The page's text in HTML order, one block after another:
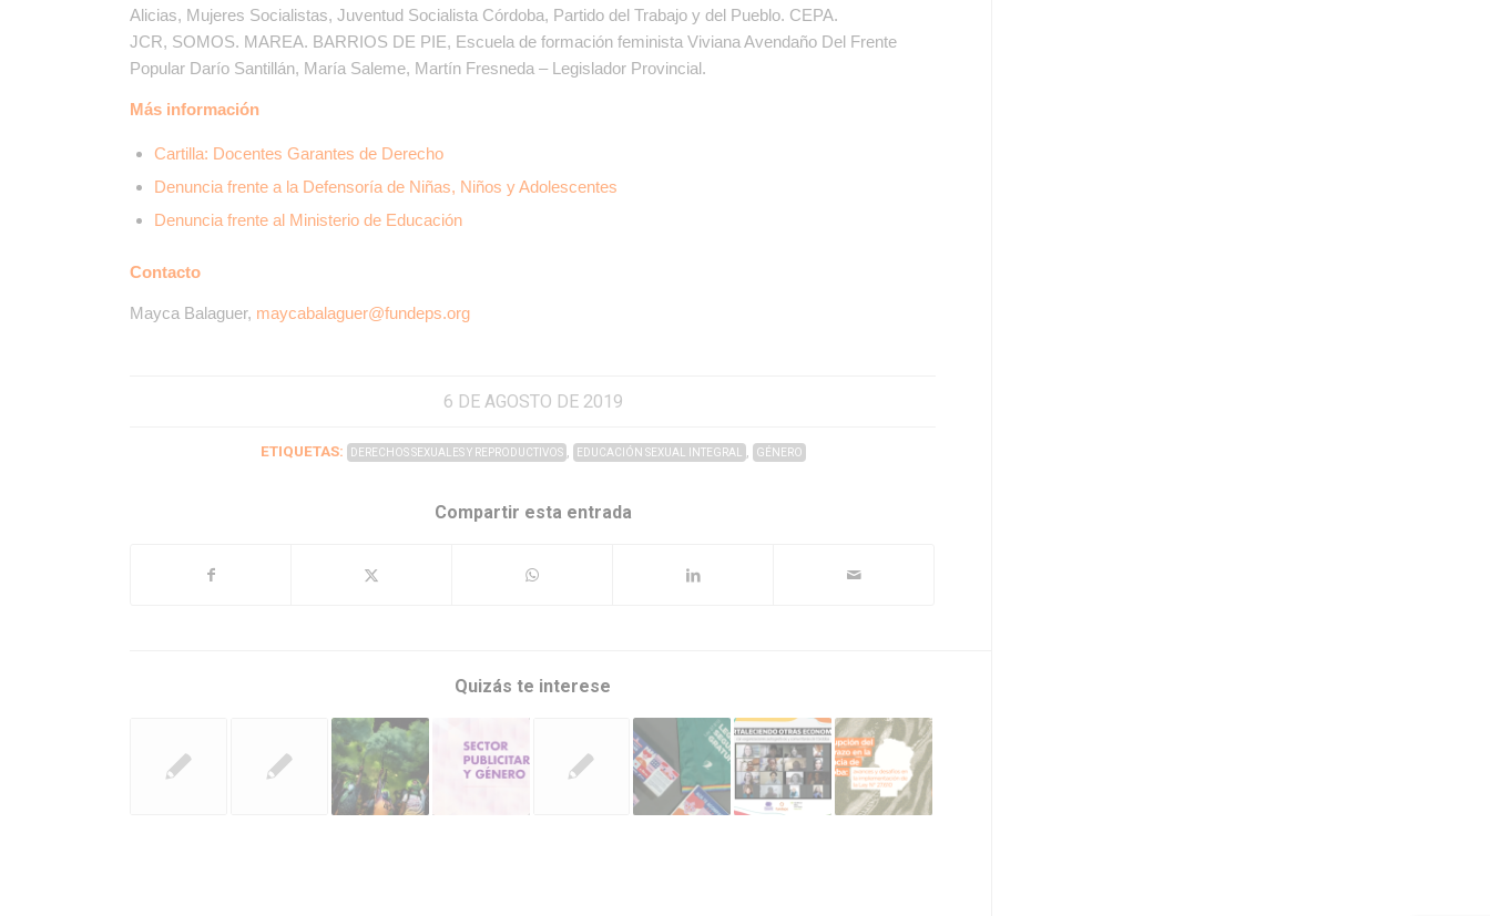
Alicias, Mujeres Socialistas, Juventud Socialista Córdoba, Partido del Trabajo y del Pueblo. CEPA.
JCR, SOMOS. MAREA. BARRIOS DE PIE, Escuela de formación feminista Viviana Avendaño Del Frente
Popular Darío Santillán, María Saleme, Martín Fresneda – Legislador Provincial.
Más información
Cartilla: Docentes Garantes de Derecho
Denuncia frente a la Defensoría de Niñas, Niños y Adolescentes
Denuncia frente al Ministerio de Educación
Contacto
Mayca Balaguer, maycabalaguer@fundeps.org
6 DE AGOSTO DE 2019
ETIQUETAS: DERECHOS SEXUALES Y REPRODUCTIVOS , EDUCACIÓN SEXUAL INTEGRAL , GÉNERO
Compartir esta entrada
Quizás te interese